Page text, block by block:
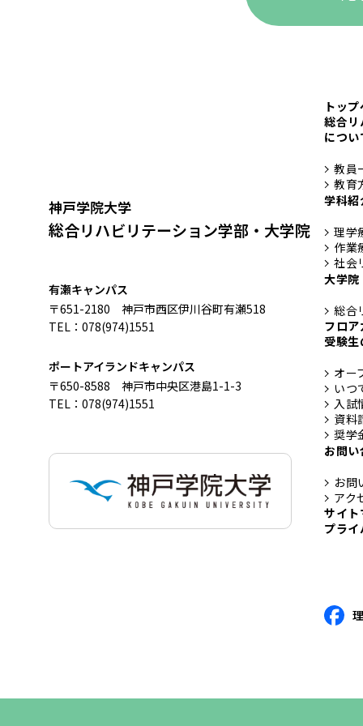
神戸学院大学
総合リハビリテーション学部・大学院
有瀬キャンパス
〒651-2180 神戸市西区伊川谷町有瀬518
TEL：078(974)1551
ポートアイランドキャンパス
〒650-8588 神戸市中央区港島1-1-3
TEL：078(974)1551
トッ
総合
につい
教員
教育
学科紹
理学
作業
社会
大学院
総合
フロ
受験
オー
いつ
入試
資料
奨学
お問
お問
アク
サイ
プラ